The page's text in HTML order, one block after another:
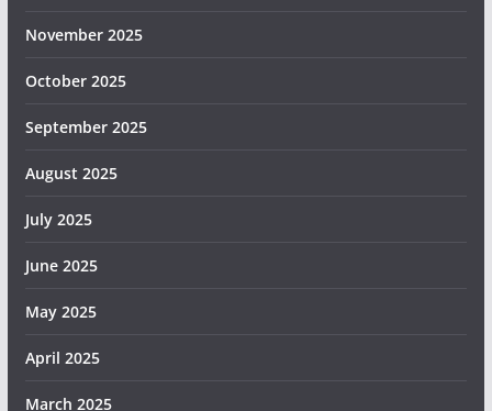
November 2025
October 2025
September 2025
August 2025
July 2025
June 2025
May 2025
April 2025
March 2025